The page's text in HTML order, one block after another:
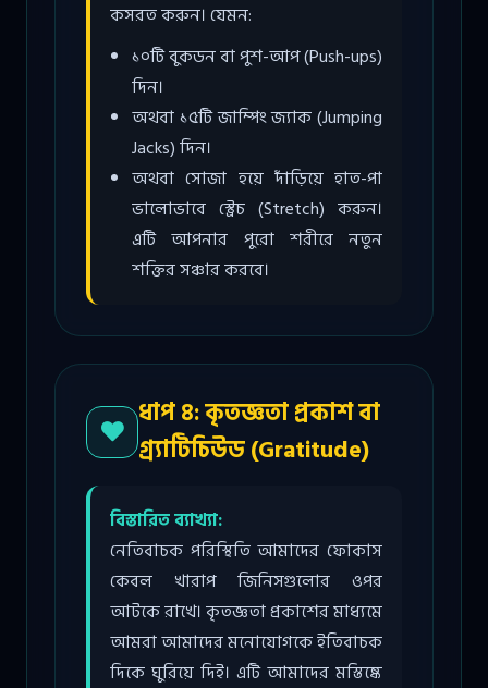
কসরত করুন। যেমন:
১০টি বুকডন বা পুশ-আপ (Push-ups)
দিন।
অথবা ১৫টি জাম্পিং জ্যাক (Jumping
Jacks) দিন।
অথবা সোজা হয়ে দাঁড়িয়ে হাত-পা
ভালোভাবে স্ট্রেচ (Stretch) করুন।
এটি আপনার পুরো শরীরে নতুন
শক্তির সঞ্চার করবে।
ধাপ ৪: কৃতজ্ঞতা প্রকাশ বা
গ্র্যাটিচিউড (Gratitude)
বিস্তারিত ব্যাখ্যা:
নেতিবাচক পরিস্থিতি আমাদের ফোকাস
কেবল খারাপ জিনিসগুলোর ওপর
আটকে রাখে। কৃতজ্ঞতা প্রকাশের মাধ্যমে
আমরা আমাদের মনোযোগকে ইতিবাচক
দিকে ঘুরিয়ে দিই। এটি আমাদের মস্তিষ্কে